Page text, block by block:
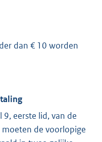
dan € 10 worden
eerste lid, van de
de voorlopige